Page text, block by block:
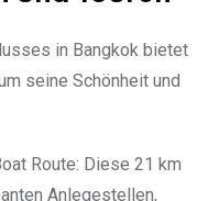
in Bangkok bietet
seine Schönheit und
Route: Diese 21 km
Anlegestellen,